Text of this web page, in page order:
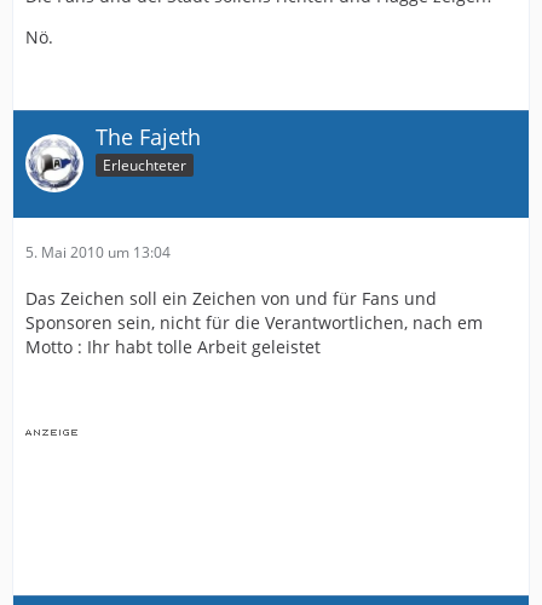
Nö.
The Fajeth
Erleuchteter
5. Mai 2010 um 13:04
Das Zeichen soll ein Zeichen von und für Fans und
Sponsoren sein, nicht für die Verantwortlichen, nach em
Motto : Ihr habt tolle Arbeit geleistet